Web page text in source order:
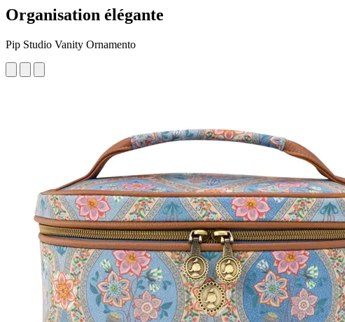
Organisation élégante
Pip Studio Vanity Ornamento